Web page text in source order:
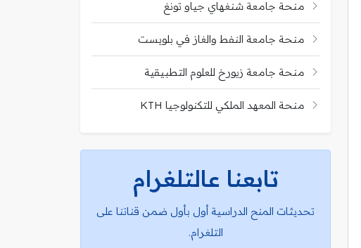
منحة جامعة شنغهاي جياو تونغ
منحة جامعة النفط والغاز في بلويست
منحة جامعة زيورخ للعلوم التطبيقية
منحة المعهد الملكي للتكنولوجيا KTH
تابعنا عالتلغرام
تحديثات المنح الدراسية أول بأول ضمن قناتنا على
التلغرام.